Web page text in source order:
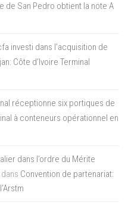
de San Pedro obtient la note A
investi dans l’acquisition de
Côte d’Ivoire Terminal
réceptionne six portiques de
à conteneurs opérationnel en
dans l’ordre du Mérite
dans Convention de partenariat: